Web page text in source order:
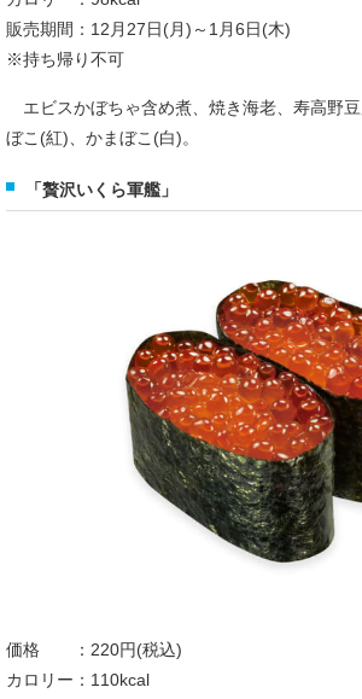
販売期間：12月27日(月)～1月6日(木)
※持ち帰り不可
エビスかぼちゃ含め煮、焼き海老、寿高野
ぼこ(紅)、かまぼこ(白)。
「贅沢いくら軍艦」
価格 ：220円(税込)
カロリー：110kcal